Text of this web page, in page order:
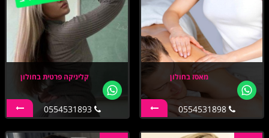
מאסז בחולון
0554531898
קליניקה פרטית בחולון
0554531893